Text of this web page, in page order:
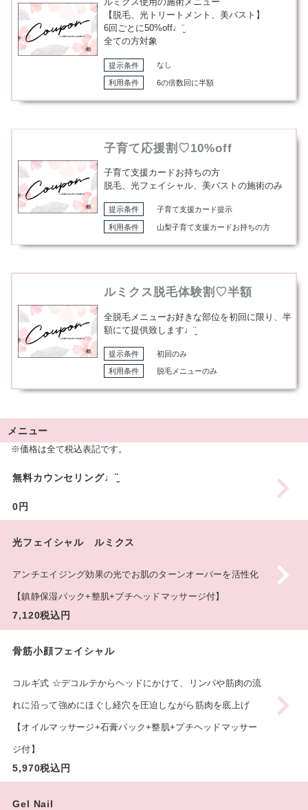
ルミクス使用の施術メニュー
【脱毛、光トリートメント、美バスト】
6回ごとに50%off♩¨̮
全ての方対象
提示条件 なし
利用条件 6の倍数回に半額
子育て応援割♡10%off
子育て支援カードお持ちの方
脱毛、光フェイシャル、美バストの施術のみ
提示条件 子育て支援カード提示
利用条件 山梨子育て支援カードお持ちの方
ルミクス脱毛体験割♡半額
全脱毛メニューお好きな部位を初回に限り、半
額にて提供致します♩¨̮
提示条件 初回のみ
利用条件 脱毛メニューのみ
メニュー
※価格は全て税込表記です。
無料カウンセリング♩¨̮
0円
光フェイシャル ルミクス
アンチエイジング効果の光でお肌のターンオーバーを活性化
【鎮静保湿パック+整肌+プチヘッドマッサージ付】
7,120税込円
骨筋小顔フェイシャル
コルギ式 ☆デコルテからヘッドにかけて、リンパや筋肉の流
れに沿って強めにほぐし経穴を圧迫しながら筋肉を底上げ
【オイルマッサージ+石膏パック+整肌+プチヘッドマッサー
ジ付】
5,970税込円
Gel Nail